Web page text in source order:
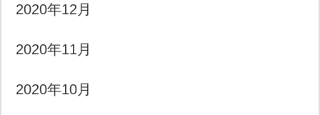
2020年12月
2020年11月
2020年10月